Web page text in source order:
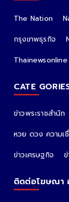
The Nation
กรุงเทพธุรกิจ
Thainewsonline
CATE
ข่าวพระราชสำนัก
หวย ดวง ความเ
ข่าวเศรษฐกิจ
ติดต่อโฆษณา